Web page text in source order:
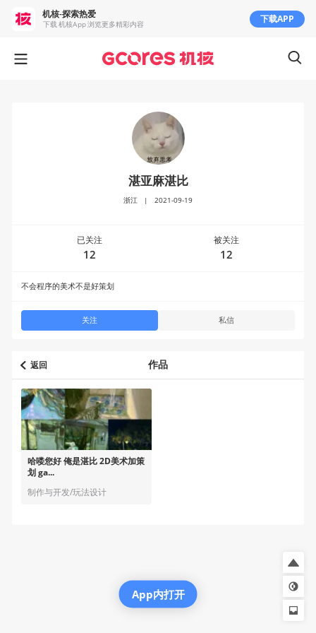
返回 作品
哈喽您好 俺是湛比 2D美术加策
划 ga...
制作与开发/玩法设计
湛亚麻湛比
浙江 | 2021-09-19
已关注
12
被关注
12
不会程序的美术不是好策划
关注 私信
App内打开
机核-探索热爱
下载 机核App 浏览更多精彩内容 下载APP